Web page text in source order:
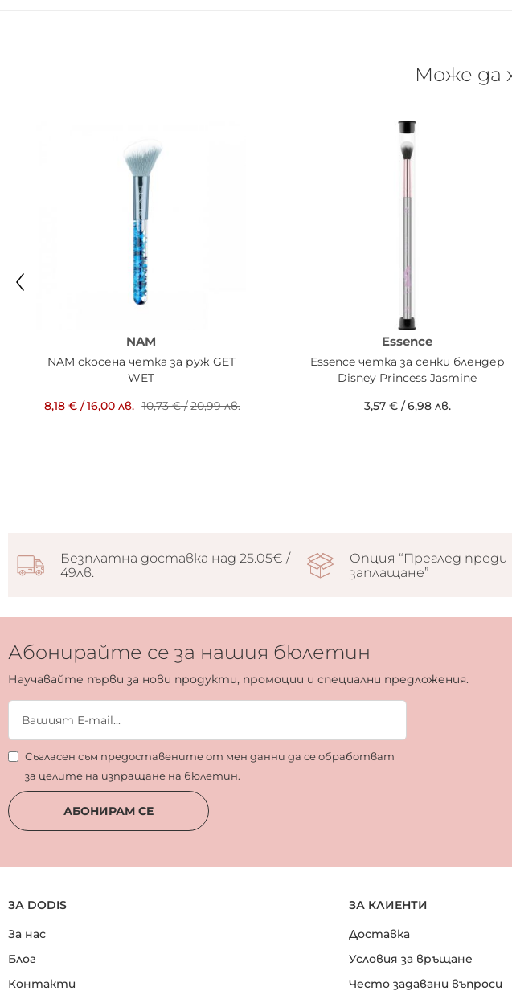
Може да
NAM
NAM скосена четка за руж GET
WET
8,18 €/16,00 лв. 10,73 €/20,99 лв.
Essence
Essence четка за сенки блендер
Disney Princess Jasmine
3,57 €/6,98 лв.
Безплатна доставка над 25.05€ /
49лв.
Опция “Преглед преди
заплащане”
Абонирайте се за нашия бюлетин
Научавайте първи за нови продукти, промоции и специални предложения.
Съгласен съм предоставените от мен данни да се обработват
за целите на изпращане на бюлетин.
АБОНИРАМ СЕ
ЗА DODIS
За нас
Блог
Контакти
ЗА КЛИЕНТИ
Доставка
Условия за връщане
Често задавани въпроси